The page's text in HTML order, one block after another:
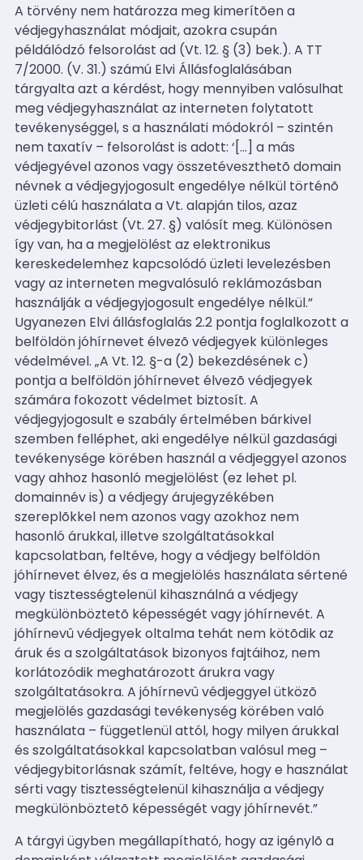
A törvény nem határozza meg kimerítõen a
védjegyhasználat módjait, azokra csupán
példálódzó felsorolást ad (Vt. 12. § (3) bek.). A TT
7/2000. (V. 31.) számú Elvi Állásfoglalásában
tárgyalta azt a kérdést, hogy mennyiben valósulhat
meg védjegyhasználat az interneten folytatott
tevékenységgel, s a használati módokról – szintén
nem taxatív – felsorolást is adott: ‘[…] a más
védjegyével azonos vagy összetéveszthetõ domain
névnek a védjegyjogosult engedélye nélkül történõ
üzleti célú használata a Vt. alapján tilos, azaz
védjegybitorlást (Vt. 27. §) valósít meg. Különösen
így van, ha a megjelölést az elektronikus
kereskedelemhez kapcsolódó üzleti levelezésben
vagy az interneten megvalósuló reklámozásban
használják a védjegyjogosult engedélye nélkül.”
Ugyanezen Elvi állásfoglalás 2.2 pontja foglalkozott a
belföldön jóhírnevet élvezõ védjegyek különleges
védelmével. „A Vt. 12. §-a (2) bekezdésének c)
pontja a belföldön jóhírnevet élvezõ védjegyek
számára fokozott védelmet biztosít. A
védjegyjogosult e szabály értelmében bárkivel
szemben felléphet, aki engedélye nélkül gazdasági
tevékenysége körében használ a védjeggyel azonos
vagy ahhoz hasonló megjelölést (ez lehet pl.
domainnév is) a védjegy árujegyzékében
szereplõkkel nem azonos vagy azokhoz nem
hasonló árukkal, illetve szolgáltatásokkal
kapcsolatban, feltéve, hogy a védjegy belföldön
jóhírnevet élvez, és a megjelölés használata sértené
vagy tisztességtelenül kihasználná a védjegy
megkülönböztetõ képességét vagy jóhírnevét. A
jóhírnevû védjegyek oltalma tehát nem kötõdik az
áruk és a szolgáltatások bizonyos fajtáihoz, nem
korlátozódik meghatározott árukra vagy
szolgáltatásokra. A jóhírnevû védjeggyel ütközõ
megjelölés gazdasági tevékenység körében való
használata – függetlenül attól, hogy milyen árukkal
és szolgáltatásokkal kapcsolatban valósul meg –
védjegybitorlásnak számít, feltéve, hogy e használat
sérti vagy tisztességtelenül kihasználja a védjegy
megkülönböztetõ képességét vagy jóhírnevét.”
A tárgyi ügyben megállapítható, hogy az igénylõ a